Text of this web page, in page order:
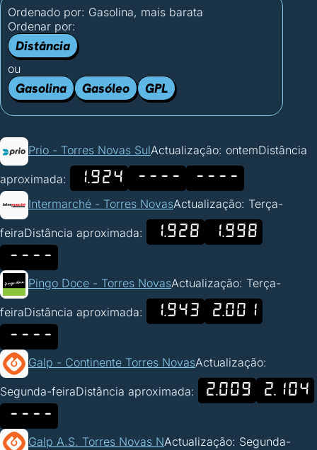
Ordenado por: Gasolina, mais barata
Ordenar por:
Distância
ou
Gasolina Gasóleo GPL
Prio - Torres Novas SulActualização: ontemDistância
aproximada: 1.924 ---- ----
Intermarché - Torres NovasActualização: Terça-
feiraDistância aproximada: 1.928
1.998
----
Pingo Doce - Torres NovasActualização: Terça-
feiraDistância aproximada: 1.943
2.001
----
Galp - Continente Torres NovasActualização:
Segunda-feiraDistância aproximada: 2.009
2.104
----
Galp A.S. Torres Novas NActualização: Segunda-